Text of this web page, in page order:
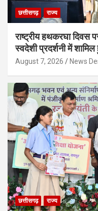
छत्तीसगढ़ राज्य
राष्ट्रीय हथकरघा दिवस
स्वदेशी प्रदर्शनी में शामिल
August 7, 2026 News
छत्तीसगढ़ राज्य